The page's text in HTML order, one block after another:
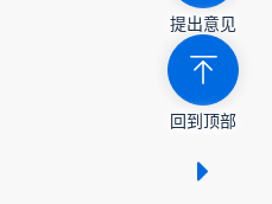
提出意见
回到顶部